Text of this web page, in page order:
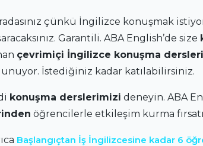
çünkü İngilizce konuşmak
Garantili. ABA English’de size
çevrimiçi İngilizce konuşma dersleri
İstediğiniz kadar katılabilirsiniz.
konuşma derslerimizi deneyin. ABA
öğrencilerle etkileşim kurma
Başlangıçtan İş İngilizcesine kadar 6